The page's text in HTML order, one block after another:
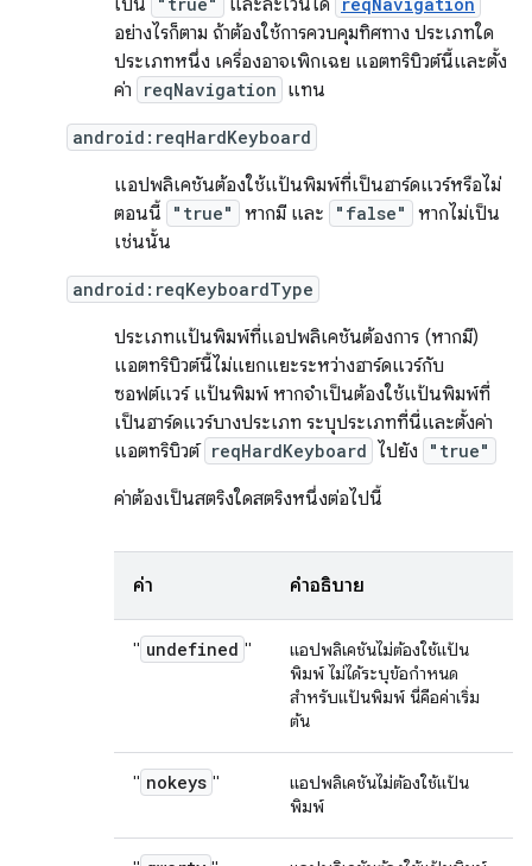
เป็น
และละเว้นได้
อย่างไรก็ตาม ถ้าต้องใช้การควบคุมทิศทาง ประเภทใด
ประเภทหนึ่ง เครื่องอาจเพิกเฉย แอตทริบิวต์นี้และตั้ง
ค่า
reqNavigation แทน
android:reqHardKeyboard
แอปพลิเคชันต้องใช้แป้นพิมพ์ที่เป็นฮาร์ดแวร์หรือไม่
ตอนนี้
"true" หากมี และ "false"
หากไม่เป็น
เช่นนั้น
android:reqKeyboardType
ประเภทแป้นพิมพ์ที่แอปพลิเคชันต้องการ (หากมี)
แอตทริบิวต์นี้ไม่แยกแยะระหว่างฮาร์ดแวร์กับ
ซอฟต์แวร์ แป้นพิมพ์ หากจำเป็นต้องใช้แป้นพิมพ์ที่
เป็นฮาร์ดแวร์บางประเภท ระบุประเภทที่นี่และตั้งค่า
แอตทริบิวต์ reqHardKeyboard ไปยัง "true"
ค่าต้องเป็นสตริงใดสตริงหนึ่งต่อไปนี้
ค่า คำอธิบาย
" undefined "
แอปพลิเคชันไม่ต้องใช้แป้น
พิมพ์ ไม่ได้ระบุข้อกำหนด
สำหรับแป้นพิมพ์ นี่คือค่าเริ่ม
ต้น
" nokeys "
แอปพลิเคชันไม่ต้องใช้แป้น
พิมพ์